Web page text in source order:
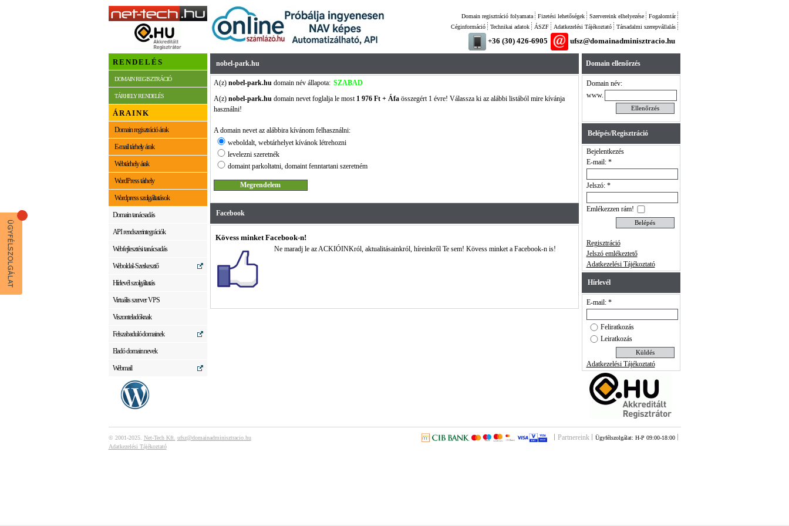
Fogalomtár
Szervereink elhelyezése
Fizetési lehetőségek
Domain regisztráció folyamata
Társadalmi szerepvállalás
Adatkezelési Tájékoztató
ÁSZF
Technikai adatok
Céginformáció
+36 (30) 426-6905 ufsz@domainadminisztracio.hu
RENDELÉS
DOMAIN REGISZTRÁCIÓ
TÁRHELY RENDELÉS
ÁRAINK
Domain regisztráció árak
E-mail tárhely árak
Webtárhely árak
WordPress tárhely
Wordpress szolgáltatások
Domain tanácsadás
API rendszerintegrációk
Webfejlesztési tanácsadás
Weboldal-Szerkesztő
Hírlevél szolgáltatás
Virtuális szerver VPS
Viszonteladóknak
Felszabaduló domainek
Eladó domain nevek
Webmail
nobel-park.hu
A(z) nobel-park.hudomain név állapota: SZABAD
A(z) nobel-park.hudomain nevet foglalja le most 1 976 Ft + Áfaösszegért 1 évre! Válassza ki az alábbi listából mire kívánja
használni!
A domain nevet az alábbira kívánom felhasználni:
weboldalt, webtárhelyet kívánok létrehozni
levelezni szeretnék
domaint parkoltatni, domaint fenntartani szeretném
Facebook
Kövess minket Facebook-n!
Ne maradj le az ACKIÓINKról, aktualitásainkról, híreinkről Te sem! Kövess minket a Facebook-n is!
Domain ellenőrzés
Domain név:
www.
Belépés/Regisztráció
Bejelentkezés
E-mail: *
Jelszó: *
Emlékezzen rám!
Regisztráció
Jelszó emlékeztető
Adatkezelési Tájékoztató
Hírlevél
E-mail: *
Feliratkozás
Leiratkozás
Adatkezelési Tájékoztató
© 2001-2025. Net-Tech Kft. ufsz@domainadminisztracio.hu
Adatkezelési Tájékoztató
Partnereink Ügyfélszolgálat: H-P 09:00-18:00